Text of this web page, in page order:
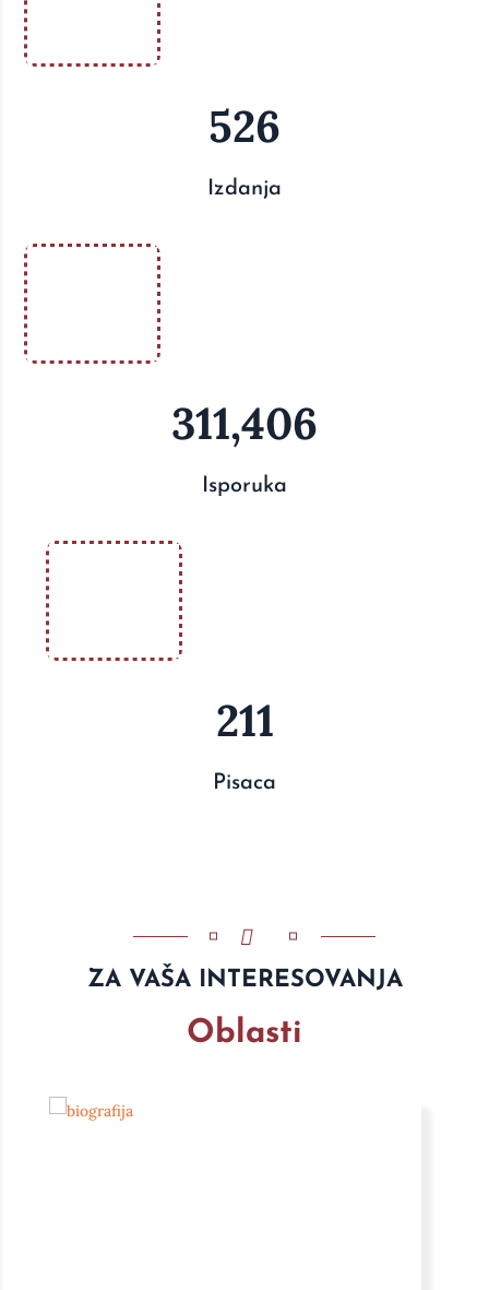
526
Izdanja
311,406
Isporuka
211
Pisaca
ZA VAŠA INTERESOVANJA
Oblasti